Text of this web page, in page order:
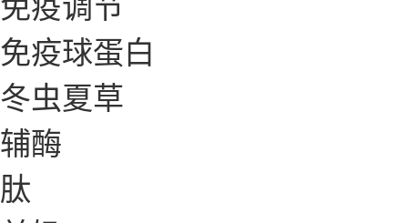
免疫球蛋白
冬虫夏草
辅酶
肽